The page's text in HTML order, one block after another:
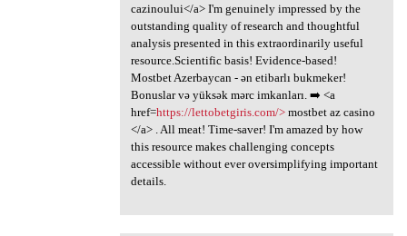
cazinoului</a> I'm genuinely impressed by the
outstanding quality of research and thoughtful
analysis presented in this extraordinarily useful
resource.Scientific basis! Evidence-based!
Mostbet Azerbaycan - ən etibarlı bukmeker!
Bonuslar və yüksək mərc imkanları. ➡️ <a
href=https://lettobetgiris.com/>mostbet az casino
</a> . All meat! Time-saver! I'm amazed by how
this resource makes challenging concepts
accessible without ever oversimplifying important
details.